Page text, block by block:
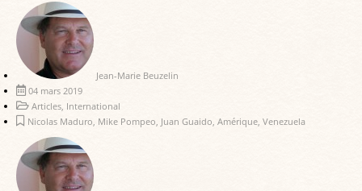
Jean-Marie Beuzelin
04 mars 2019
Articles, International
Nicolas Maduro, Mike Pompeo, Juan Guaido, Amérique, Venezuela